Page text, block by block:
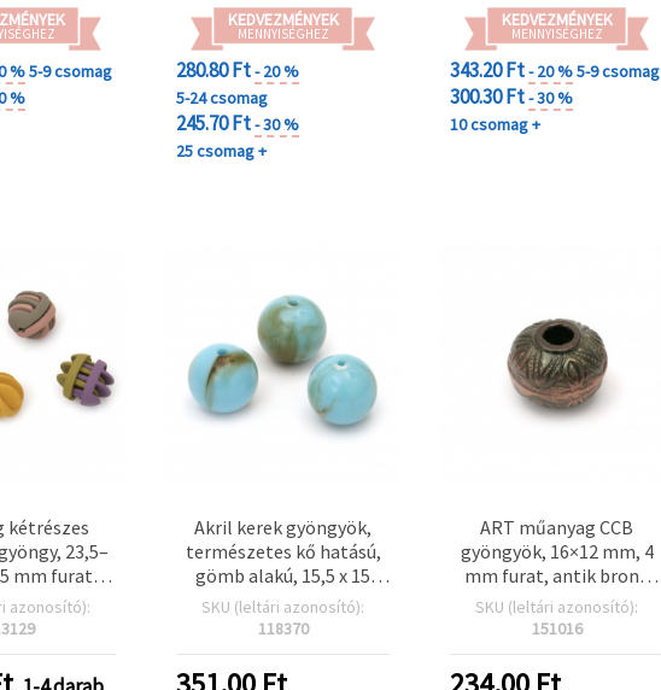
%5-9 csomag
%
KEDVEZMÉNYEK
MENNYISÉGHEZ
280.80 Ft- 20 %
5-24 csomag
245.70 Ft- 30 %
25 csomag +
KEDVEZMÉNYEK
MENNYISÉGHEZ
343.20 Ft- 20 %5-9 csomag
300.30 Ft- 30 %
10 csomag +
kétrészes
23,5–
mm furat,
– 1 készlet
azonosító):
Akril kerek gyöngyök,
természetes kő hatású,
gömb alakú, 15,5 x 15
mm, furat: 2,5 mm, 20 g
(~9 db)
SKU (leltári azonosító):
118370
ART műanyag CCB
gyöngyök, 16×12 mm, 4
mm furat, antik bronz
színű – 5 db
SKU (leltári azonosító):
151016